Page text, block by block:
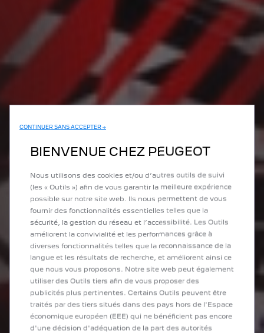
CONTINUER SANS ACCEPTER →
BIENVENUE CHEZ PEUGEOT
Nous utilisons des cookies et/ou d’autres outils de suivi
(les « Outils ») afin de vous garantir la meilleure expérience
possible sur notre site web. Ils nous permettent de vous
fournir des fonctionnalités essentielles telles que la
sécurité, la gestion du réseau et l’accessibilité. Les Outils
améliorent la convivialité et les performances grâce à
diverses fonctionnalités telles que la reconnaissance de la
langue et les résultats de recherche, et améliorent ainsi ce
que nous vous proposons. Notre site web peut également
utiliser des Outils tiers afin de vous proposer des
publicités plus pertinentes. Certains Outils peuvent être
traités par des tiers situés dans des pays hors de l'Espace
économique européen (EEE) qui ne bénéficient pas encore
d'une décision d'adéquation de la part des autorités